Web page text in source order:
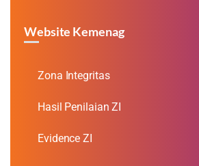
Website Kemenag
Zona Integritas
Hasil Penilaian ZI
Evidence ZI